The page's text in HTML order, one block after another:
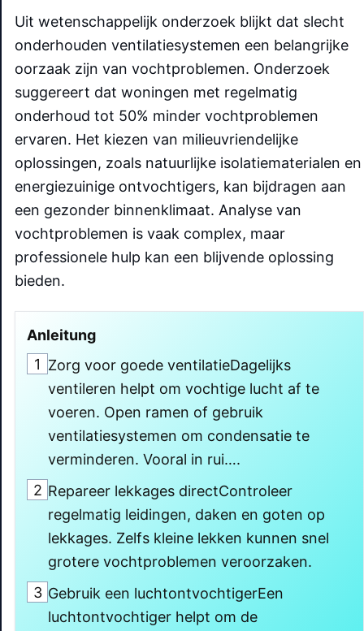
Uit wetenschappelijk onderzoek blijkt dat slecht
onderhouden ventilatiesystemen een belangrijke
oorzaak zijn van vochtproblemen. Onderzoek
suggereert dat woningen met regelmatig
onderhoud tot 50% minder vochtproblemen
ervaren. Het kiezen van milieuvriendelijke
oplossingen, zoals natuurlijke isolatiematerialen en
energiezuinige ontvochtigers, kan bijdragen aan
een gezonder binnenklimaat. Analyse van
vochtproblemen is vaak complex, maar
professionele hulp kan een blijvende oplossing
bieden.
Anleitung
1 Zorg voor goede ventilatieDagelijks
ventileren helpt om vochtige lucht af te
voeren. Open ramen of gebruik
ventilatiesystemen om condensatie te
verminderen. Vooral in rui….
2 Repareer lekkages directControleer
regelmatig leidingen, daken en goten op
lekkages. Zelfs kleine lekken kunnen snel
grotere vochtproblemen veroorzaken.
3 Gebruik een luchtontvochtigerEen
luchtontvochtiger helpt om de